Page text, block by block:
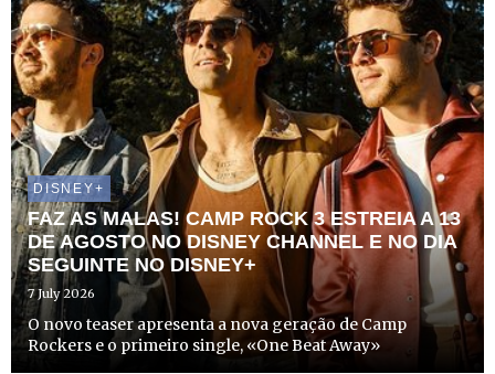
DISNEY+
FAZ AS MALAS! CAMP ROCK 3 ESTREIA A 13
DE AGOSTO NO DISNEY CHANNEL E NO DIA
SEGUINTE NO DISNEY+
7 July 2026
O novo teaser apresenta a nova geração de Camp
Rockers e o primeiro single, «One Beat Away»